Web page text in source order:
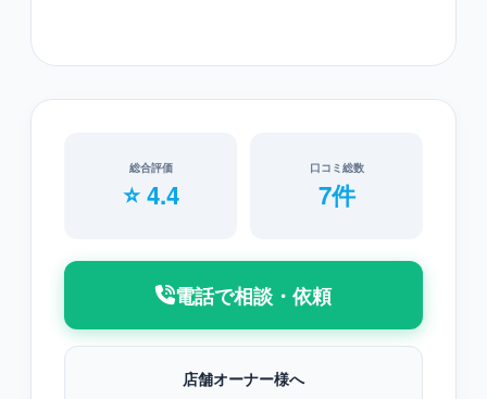
総合評価
⭐ 4.4
口コミ総数
7件
電話で相談・依頼
店舗オーナー様へ